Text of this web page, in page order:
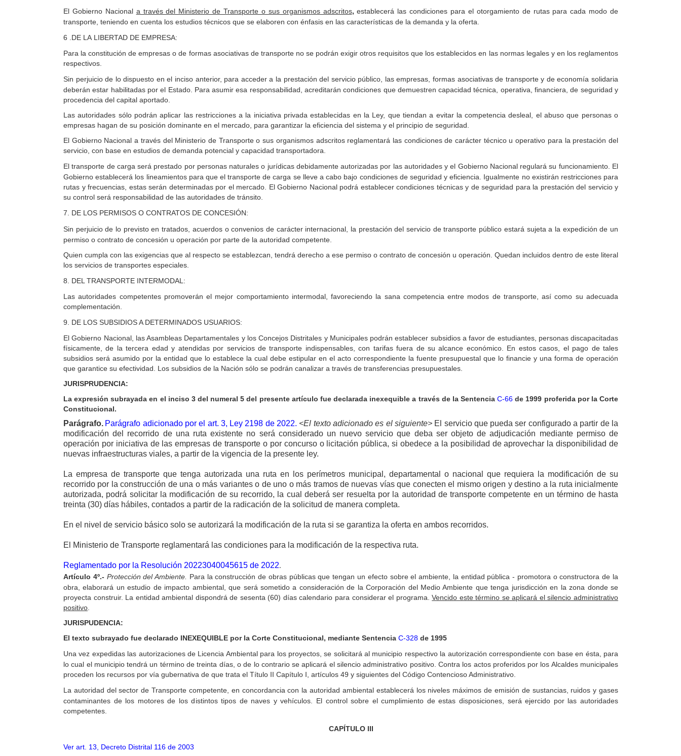
El Gobierno Nacional a través del Ministerio de Transporte o sus organismos adscritos, establecerá las condiciones para el otorgamiento de rutas para cada modo de
transporte, teniendo en cuenta los estudios técnicos que se elaboren con énfasis en las características de la demanda y la oferta.
6 .DE LA LIBERTAD DE EMPRESA:
Para la constitución de empresas o de formas asociativas de transporte no se podrán exigir otros requisitos que los establecidos en las normas legales y en los reglamentos
respectivos.
Sin perjuicio de lo dispuesto en el inciso anterior, para acceder a la prestación del servicio público, las empresas, formas asociativas de transporte y de economía solidaria
deberán estar habilitadas por el Estado. Para asumir esa responsabilidad, acreditarán condiciones que demuestren capacidad técnica, operativa, financiera, de seguridad y
procedencia del capital aportado.
Las autoridades sólo podrán aplicar las restricciones a la iniciativa privada establecidas en la Ley, que tiendan a evitar la competencia desleal, el abuso que personas o
empresas hagan de su posición dominante en el mercado, para garantizar la eficiencia del sistema y el principio de seguridad.
El Gobierno Nacional a través del Ministerio de Transporte o sus organismos adscritos reglamentará las condiciones de carácter técnico u operativo para la prestación del
servicio, con base en estudios de demanda potencial y capacidad transportadora.
El transporte de carga será prestado por personas naturales o jurídicas debidamente autorizadas por las autoridades y el Gobierno Nacional regulará su funcionamiento. El
Gobierno establecerá los lineamientos para que el transporte de carga se lleve a cabo bajo condiciones de seguridad y eficiencia. Igualmente no existirán restricciones para
rutas y frecuencias, estas serán determinadas por el mercado. El Gobierno Nacional podrá establecer condiciones técnicas y de seguridad para la prestación del servicio y
su control será responsabilidad de las autoridades de tránsito.
7.
DE LOS PERMISOS O CONTRATOS DE CONCESIÓN:
Sin perjuicio de lo previsto en tratados, acuerdos o convenios de carácter internacional, la prestación del servicio de transporte público estará sujeta a la expedición de un
permiso o contrato de concesión u operación por parte de la autoridad competente.
Quien cumpla con las exigencias que al respecto se establezcan, tendrá derecho a ese permiso o contrato de concesión u operación. Quedan incluidos dentro de este literal
los servicios de transportes especiales.
8.
DEL TRANSPORTE INTERMODAL:
Las autoridades competentes promoverán el mejor comportamiento intermodal, favoreciendo la sana competencia entre modos de transporte, así como su adecuada
complementación.
9.
DE LOS SUBSIDIOS A DETERMINADOS USUARIOS:
El Gobierno Nacional, las Asambleas Departamentales y los Concejos Distritales y Municipales podrán establecer subsidios a favor de estudiantes, personas discapacitadas
físicamente, de la tercera edad y atendidas por servicios de transporte indispensables, con tarifas fuera de su alcance económico. En estos casos, el pago de tales
subsidios será asumido por la entidad que lo establece la cual debe estipular en el acto correspondiente la fuente presupuestal que lo financie y una forma de operación
que garantice su efectividad. Los subsidios de la Nación sólo se podrán canalizar a través de transferencias presupuestales.
JURISPRUDENCIA:
La expresión subrayada en el inciso 3 del numeral 5 del presente artículo fue declarada inexequible a través de la SentenciaC-66 de 1999 proferida por la Corte
Constitucional.
Parágrafo. Parágrafo adicionado por el art. 3, Ley 2198 de 2022. <El texto adicionado es el siguiente>El servicio que pueda ser configurado a partir de la
modificación del recorrido de una ruta existente no será considerado un nuevo servicio que deba ser objeto de adjudicación mediante permiso de
operación por iniciativa de las empresas de transporte o por concurso o licitación pública, si obedece a la posibilidad de aprovechar la disponibilidad de
nuevas infraestructuras viales, a partir de la vigencia de la presente ley.
La empresa de transporte que tenga autorizada una ruta en los perímetros municipal, departamental o nacional que requiera la modificación de su
recorrido por la construcción de una o más variantes o de uno o más tramos de nuevas vías que conecten el mismo origen y destino a la ruta inicialmente
autorizada, podrá solicitar la modificación de su recorrido, la cual deberá ser resuelta por la autoridad de transporte competente en un término de hasta
treinta (30) días hábiles, contados a partir de la radicación de la solicitud de manera completa.
En el nivel de servicio básico solo se autorizará la modificación de la ruta si se garantiza la oferta en ambos recorridos.
El Ministerio de Transporte reglamentará las condiciones para la modificación de la respectiva ruta.
Reglamentado por la Resolución 20223040045615 de 2022.
Artículo 4º.- Protección del Ambiente.
Para la construcción de obras públicas que tengan un efecto sobre el ambiente, la entidad pública - promotora o constructora de la
obra, elaborará un estudio de impacto ambiental, que será sometido a consideración de la Corporación del Medio Ambiente que tenga jurisdicción en la zona donde se
proyecta construir. La entidad ambiental dispondrá de sesenta (60) días calendario para considerar el programa.Vencido este término se aplicará el silencio administrativo
positivo
JURISPUDENCIA:
El texto subrayado fue declarado INEXEQUIBLE por la Corte Constitucional, mediante Sentencia C-328 de 1995
Una vez expedidas las autorizaciones de Licencia Ambiental para los proyectos, se solicitará al municipio respectivo la autorización correspondiente con base en ésta, para
lo cual el municipio tendrá un término de treinta días, o de lo contrario se aplicará el silencio administrativo positivo. Contra los actos proferidos por los Alcaldes municipales
proceden los recursos por vía gubernativa de que trata el Título II Capítulo I, artículos 49 y siguientes del Código Contencioso Administrativo.
La autoridad del sector de Transporte competente, en concordancia con la autoridad ambiental establecerá los niveles máximos de emisión de sustancias, ruidos y gases
contaminantes de los motores de los distintos tipos de naves y vehículos. El control sobre el cumplimiento de estas disposiciones, será ejercido por las autoridades
competentes.
CAPÍTULOIII
Ver art. 13, Decreto Distrital 116 de 2003